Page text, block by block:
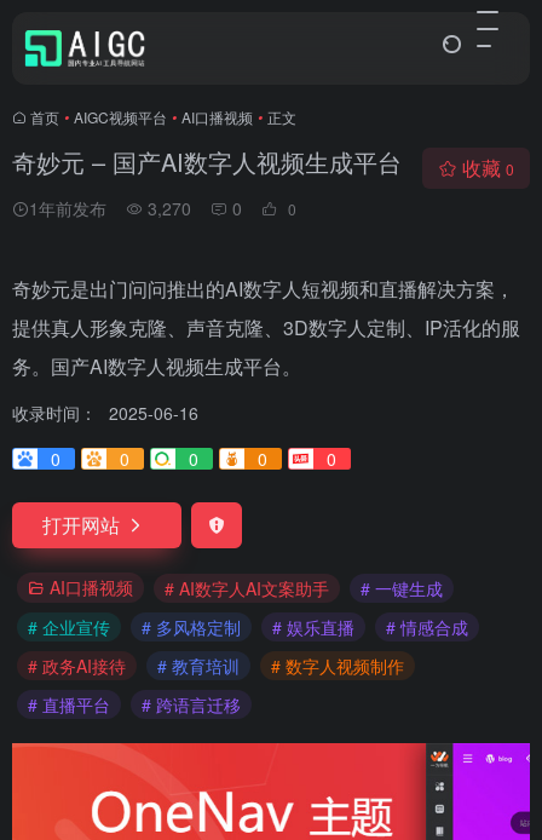
首页 • AIGC视频平台 • AI口播视频 • 正文
奇妙元 – 国产AI数字人视频生成平台
1年前发布 3,270 0 0
收藏 0
奇妙元是出门问问推出的AI数字人短视频和直播解决方案，
提供真人形象克隆、声音克隆、3D数字人定制、IP活化的服
务。国产AI数字人视频生成平台。
收录时间：
2025-06-16
0
0 0 0 0
打开网站
AI口播视频 # AI数字人AI文案助手
# 一键生成
# 企业宣传
# 多风格定制 # 娱乐直播
# 情感合成
# 政务AI接待
# 教育培训
# 数字人视频制作
# 直播平台
# 跨语言迁移